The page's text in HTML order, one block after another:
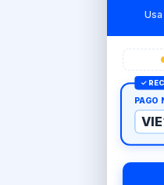
✓
PAGO